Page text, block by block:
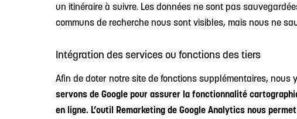
un itinéraire à suivre. Les données ne sont pas
communs de recherche nous sont visibles, mais nous ne
Intégration des services ou fonctions des tiers
Afin de doter notre site de fonctions supplémentaires,
servons de Google pour assurer la fonctionnalité
en ligne. L’outil Remarketing de Google Analytics nous